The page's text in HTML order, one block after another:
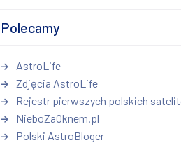
Polecamy
AstroLife
Zdjęcia AstroLife
Rejestr pierwszych polskich
NieboZaOknem.pl
Polski AstroBloger